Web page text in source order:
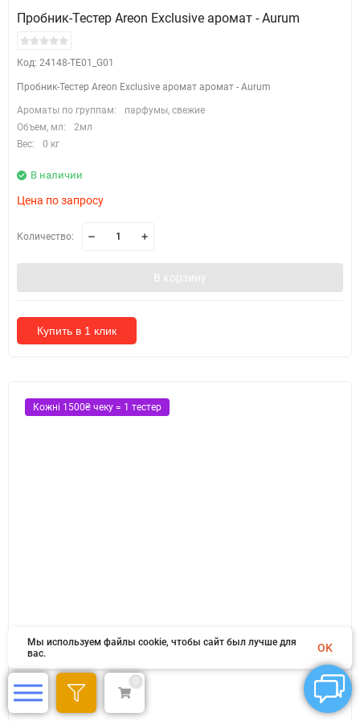
Пробник-Тестер Areon Exclusive аромат - Aurum
Код: 24148-TE01_G01
Пробник-Тестер Areon Exclusive аромат аромат - Aurum
Ароматы по группам:
парфумы, свежие
Объем, мл:
2мл
Вес:
0 кг
В наличии
Цена по запросу
Количество:
В корзину
Купить в 1 клик
Кожні 1500₴ чеку = 1 тестер
0
Мы используем файлы cookie, чтобы сайт был лучше для
вас.
OK